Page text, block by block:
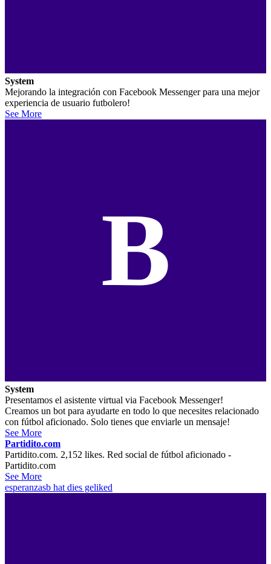
System
Mejorando la integración con Facebook Messenger para una mejor
experiencia de usuario futbolero!
See More
B
System
Presentamos el asistente virtual via Facebook Messenger!
Creamos un bot para ayudarte en todo lo que necesites relacionado
con fútbol aficionado. Solo tienes que enviarle un mensaje!
See More
Partidito.com
Partidito.com. 2,152 likes. Red social de fútbol aficionado -
Partidito.com
See More
esperanzasb hat dies geliked